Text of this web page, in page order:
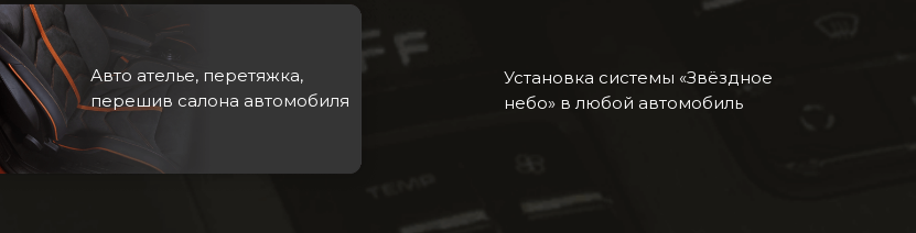
Установка системы «Звёздное
небо» в любой автомобиль
Авто ателье, перетяжка,
перешив салона автомобиля